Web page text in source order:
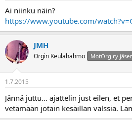
Ai niinku näin?
https://www.youtube.com/
JMH
Orgin Keulahahmo MotOrg ry jäsen
1.7.2015
Jännä juttu... ajattelin just eilen, et
vetämään jotain kesäillan valssia.